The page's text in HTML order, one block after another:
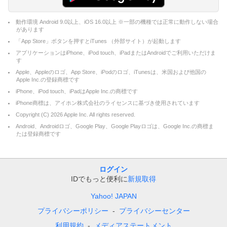
動作環境 Android 9.0以上、iOS 16.0以上 ※一部の機種では正常に動作しない場合
があります
「App Store」ボタンを押すとiTunes （外部サイト）が起動します
アプリケーションはiPhone、iPod touch、iPadまたはAndroidでご利用いただけま
す
Apple、Appleのロゴ、App Store、iPodのロゴ、iTunesは、米国および他国の
Apple Inc.の登録商標です
iPhone、iPod touch、iPadはApple Inc.の商標です
iPhone商標は、アイホン株式会社のライセンスに基づき使用されています
Copyright (C) 2026Apple Inc. All rights reserved.
Android、Androidロゴ、Google Play、Google Playロゴは、Google Inc.の商標ま
たは登録商標です
ログイン
IDでもっと便利に新規取得
Yahoo! JAPAN
プライバシーポリシー
プライバシーセンター